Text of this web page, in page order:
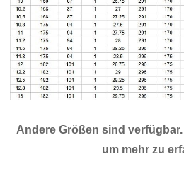
Andere Größen sind
um mehr zu